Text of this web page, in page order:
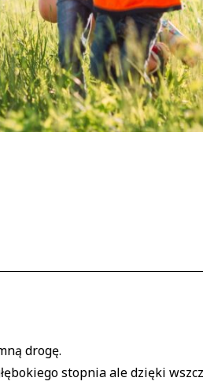
drogę.
stopnia ale dzięki